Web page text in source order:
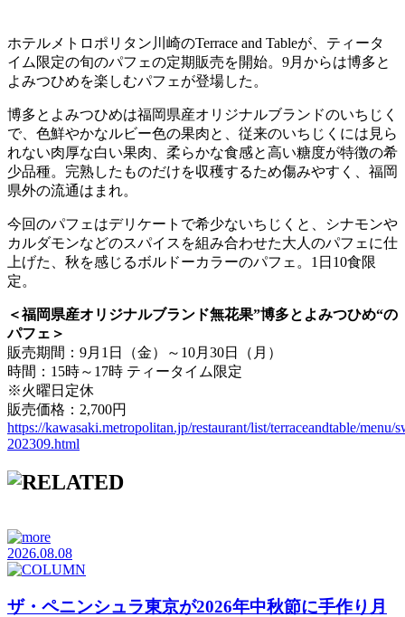
ホテルメトロポリタン川崎のTerrace and Tableが、ティータ
イム限定の旬のパフェの定期販売を開始。9月からは博多と
よみつひめを楽しむパフェが登場した。
博多とよみつひめは福岡県産オリジナルブランドのいちじく
で、色鮮やかなルビー色の果肉と、従来のいちじくには見ら
れない肉厚な白い果肉、柔らかな食感と高い糖度が特徴の希
少品種。完熟したものだけを収穫するため傷みやすく、福岡
県外の流通はまれ。
今回のパフェはデリケートで希少ないちじくと、シナモンや
カルダモンなどのスパイスを組み合わせた大人のパフェに仕
上げた、秋を感じるボルドーカラーのパフェ。1日10食限
定。
＜福岡県産オリジナルブランド無花果”博多とよみつひめ“の
パフェ＞
販売期間：9月1日（金）～10月30日（月）
時間：15時～17時 ティータイム限定
※火曜日定休
販売価格：2,700円
https://kawasaki.metropolitan.jp/restaurant/list/terraceandtable/menu/
202309.html
2026.08.08
ザ・ペニンシュラ東京が2026年中秋節に手作り月